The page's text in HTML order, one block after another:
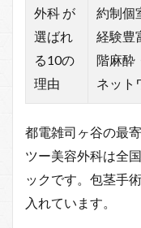
外科 が
選ばれ
る10の
理由
約制個
経験豊
階麻酔
ネット
都電雑司ヶ谷の最
ツー美容外科は全
ックです。包茎手
入れています。